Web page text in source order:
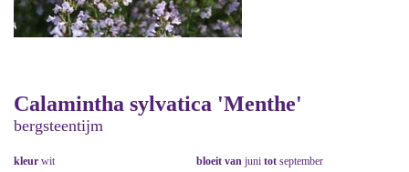
Calamintha sylvatica 'Menthe'
bergsteentijm
kleur wit bloeit van juni tot september